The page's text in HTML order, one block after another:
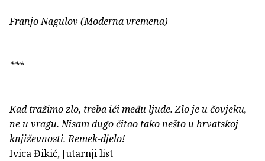
Franjo Nagulov (Moderna vremena)
***
Kad tražimo zlo, treba ići među ljude. Zlo je u čovjeku,
ne u vragu. Nisam dugo čitao tako nešto u hrvatskoj
književnosti. Remek-djelo!
Ivica Đikić, Jutarnji list